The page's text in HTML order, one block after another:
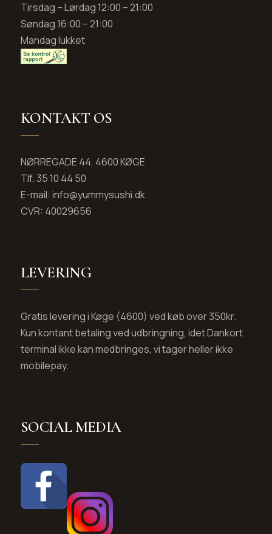
Tirsdag – Lørdag 12:00 – 21:00
Søndag 16:00 – 21:00
Mandag lukket
KONTAKT OS
NØRREGADE 44, 4600 KØGE
Tlf. 35 10 44 50
E-mail: info@yummysushi.dk
CVR: 40029656
LEVERING
Gratis levering i Køge (4600) ved køb over 350kr.
Kun kontant betaling ved udbringning, idet Dankort
terminal ikke kan medbringes, vi tager heller ikke
mobilepay.
SOCIAL MEDIA